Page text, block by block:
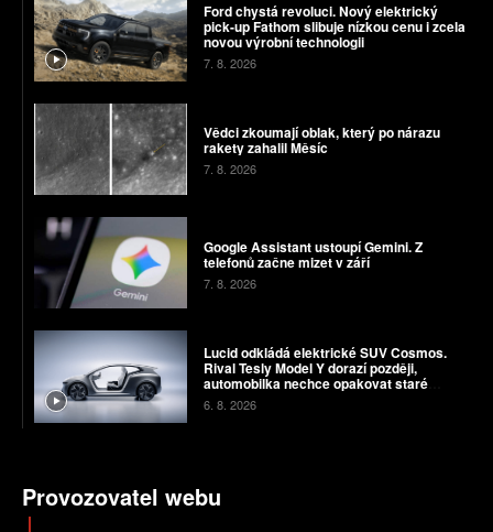
Ford chystá revoluci. Nový elektrický
pick-up Fathom slibuje nízkou cenu i zcela
novou výrobní technologii
7. 8. 2026
Vědci zkoumají oblak, který po nárazu
rakety zahalil Měsíc
7. 8. 2026
Google Assistant ustoupí Gemini. Z
telefonů začne mizet v září
7. 8. 2026
Lucid odkládá elektrické SUV Cosmos.
Rival Tesly Model Y dorazí později,
automobilka nechce opakovat staré
chyby
6. 8. 2026
Provozovatel webu